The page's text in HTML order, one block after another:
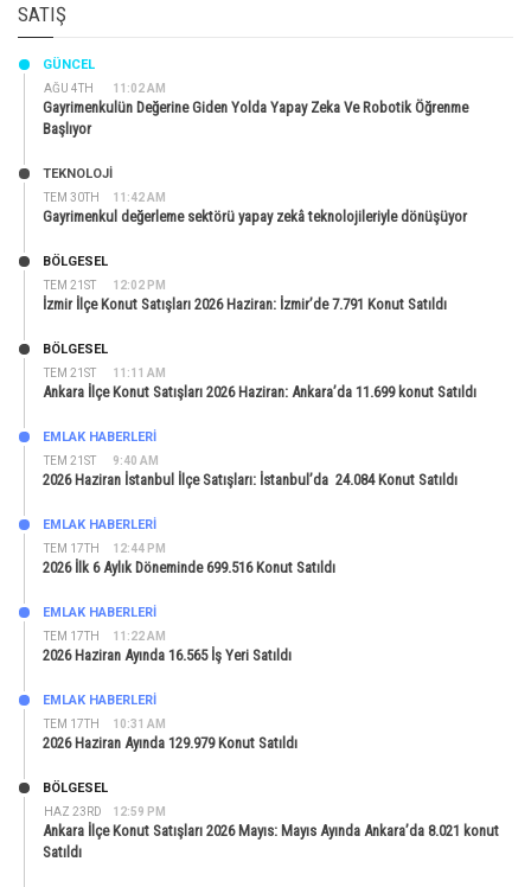
SATIŞ
AĞU 4TH 11:02 AM
GÜNCEL
Gayrimenkulün Değerine Giden Yolda Yapay Zeka Ve Robotik Öğrenme
Başlıyor
TEM 30TH 11:42 AM
TEKNOLOJİ
Gayrimenkul değerleme sektörü yapay zekâ teknolojileriyle dönüşüyor
TEM 21ST 12:02 PM
BÖLGESEL
İzmir İlçe Konut Satışları 2026 Haziran: İzmir’de 7.791 Konut Satıldı
TEM 21ST 11:11 AM
BÖLGESEL
Ankara İlçe Konut Satışları 2026 Haziran: Ankara’da 11.699 konut Satıldı
TEM 21ST 9:40 AM
EMLAK HABERLERI
2026 Haziran İstanbul İlçe Satışları: İstanbul’da 24.084 Konut Satıldı
TEM 17TH 12:44 PM
EMLAK HABERLERI
2026 İlk 6 Aylık Döneminde 699.516 Konut Satıldı
TEM 17TH 11:22 AM
EMLAK HABERLERI
2026 Haziran Ayında 16.565 İş Yeri Satıldı
TEM 17TH 10:31 AM
EMLAK HABERLERI
2026 Haziran Ayında 129.979 Konut Satıldı
HAZ 23RD 12:59 PM
BÖLGESEL
Ankara İlçe Konut Satışları 2026 Mayıs: Mayıs Ayında Ankara’da 8.021 konut
Satıldı